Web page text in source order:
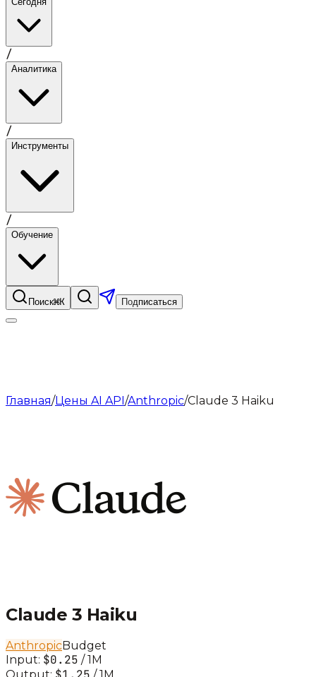
/
Аналитика
/
Инструменты
/
Обучение
Поиск⌘K Подписаться
Главная/Цены AI API/Anthropic/Claude 3 Haiku
Claude 3 Haiku
AnthropicBudget
Input: $0.25 / 1M